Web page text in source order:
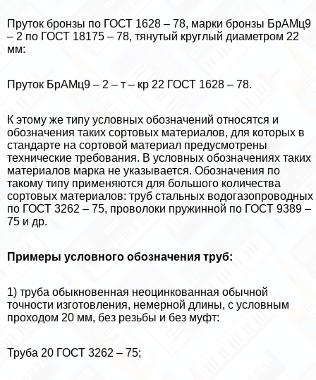
Пруток бронзы по ГОСТ 1628 – 78, марки бронзы БрАМц9
– 2 по ГОСТ 18175 – 78, тянутый круглый диаметром 22
мм:
Пруток БрАМц9 – 2 – т – кр 22 ГОСТ 1628 – 78.
К этому же типу условных обозначений относятся и
обозначения таких сортовых материалов, для которых в
стандарте на сортовой материал предусмотрены
технические требования. В условных обозначениях таких
материалов марка не указывается. Обозначения по
такому типу применяются для большого количества
сортовых материалов: труб стальных водогазопроводных
по ГОСТ 3262 – 75, проволоки пружинной по ГОСТ 9389 –
75 и др.
Примеры условного обозначения труб:
1) труба обыкновенная неоцинкованная обычной
точности изготовления, немерной длины, с условным
проходом 20 мм, без резьбы и без муфт:
Труба 20 ГОСТ 3262 – 75;